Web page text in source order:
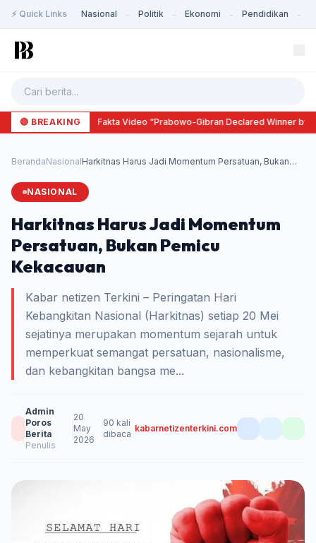
⚡ Quick Links Nasional - Politik - Ekonomi - Pendidikan -
🔴 BREAKINGCek Fakta Video “Prabowo-Gibran Declared Winner by
BerandaNasionalHarkitnas Harus Jadi Momentum Persatuan, Bukan
NASIONAL
Harkitnas Harus Jadi Momentum
Persatuan, Bukan Pemicu
Kekacauan
Kabar netizen Terkini – Peringatan Hari
Kebangkitan Nasional (Harkitnas) setiap 20 Mei
sejatinya merupakan momentum sejarah untuk
memperkuat semangat persatuan, nasionalisme,
dan kebangkitan bangsa me...
Admin
Poros
Berita
Penulis
20
May
2026
90 kali
dibaca
kabarnetizenterkini.com